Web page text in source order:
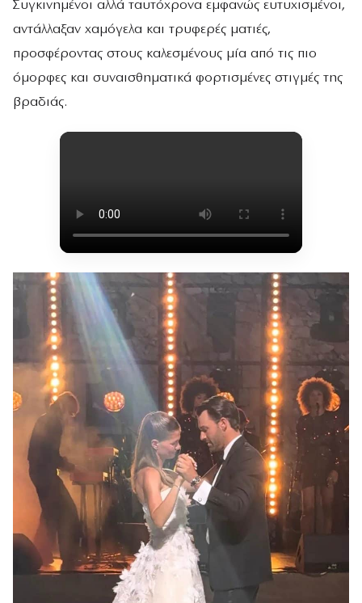
Συγκινημένοι αλλά ταυτόχρονα εμφανώς ευτυχισμένοι,
αντάλλαξαν χαμόγελα και τρυφερές ματιές,
προσφέροντας στους καλεσμένους μία από τις πιο
όμορφες και συναισθηματικά φορτισμένες στιγμές της
βραδιάς.